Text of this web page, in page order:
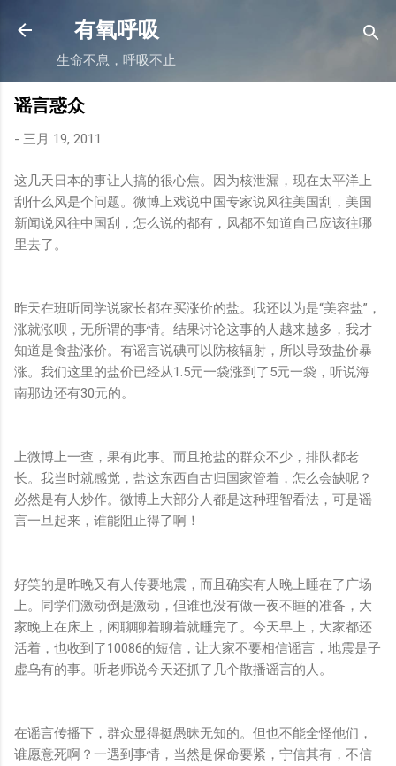
有氧呼吸
生命不息，呼吸不止
谣言惑众
- 三月 19, 2011
这几天日本的事让人搞的很心焦。因为核泄漏，现在太平洋上
刮什么风是个问题。微博上戏说中国专家说风往美国刮，美国
新闻说风往中国刮，怎么说的都有，风都不知道自己应该往哪
里去了。
昨天在班听同学说家长都在买涨价的盐。我还以为是“美容盐”，
涨就涨呗，无所谓的事情。结果讨论这事的人越来越多，我才
知道是食盐涨价。有谣言说碘可以防核辐射，所以导致盐价暴
涨。我们这里的盐价已经从1.5元一袋涨到了5元一袋，听说海
南那边还有30元的。
上微博上一查，果有此事。而且抢盐的群众不少，排队都老
长。我当时就感觉，盐这东西自古归国家管着，怎么会缺呢？
必然是有人炒作。微博上大部分人都是这种理智看法，可是谣
言一旦起来，谁能阻止得了啊！
好笑的是昨晚又有人传要地震，而且确实有人晚上睡在了广场
上。同学们激动倒是激动，但谁也没有做一夜不睡的准备，大
家晚上在床上，闲聊聊着聊着就睡完了。今天早上，大家都还
活着，也收到了10086的短信，让大家不要相信谣言，地震是子
虚乌有的事。听老师说今天还抓了几个散播谣言的人。
在谣言传播下，群众显得挺愚昧无知的。但也不能全怪他们，
谁愿意死啊？一遇到事情，当然是保命要紧，宁信其有，不信